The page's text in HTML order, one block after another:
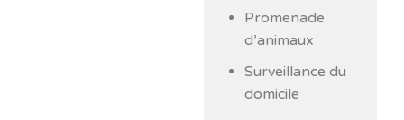
Promenade
d’animaux
Surveillance du
domicile